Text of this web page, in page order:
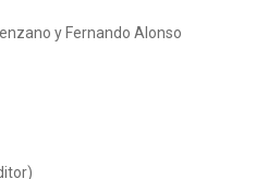
y Fernando Alonso